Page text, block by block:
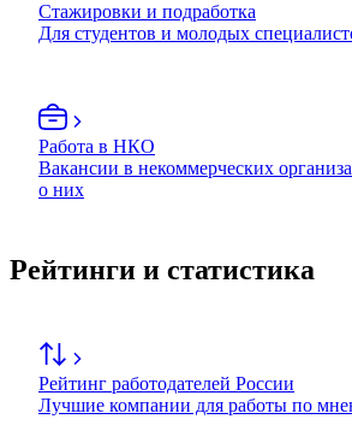
Стажировки и подработка
Для студентов и молодых
Работа в НКО
Вакансии в некоммерческих
о них
Рейтинги и статистика
Рейтинг работодателей России
Лучшие компании для работы по